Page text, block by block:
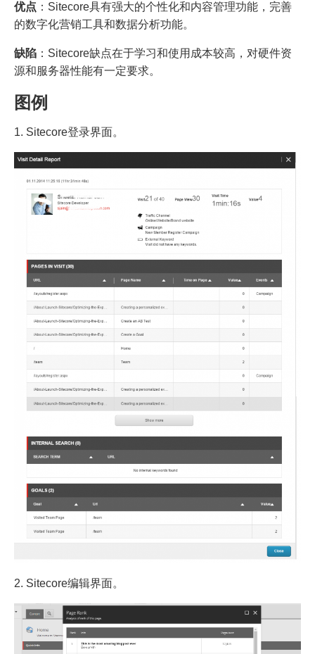
优点 ：Sitecore具有强大的个性化和内容管理功能，完善
的数字化营销工具和数据分析功能。
缺陷 ：Sitecore缺点在于学习和使用成本较高，对硬件资
源和服务器性能有一定要求。
图例
1. Sitecore登录界面。
2. Sitecore编辑界面。